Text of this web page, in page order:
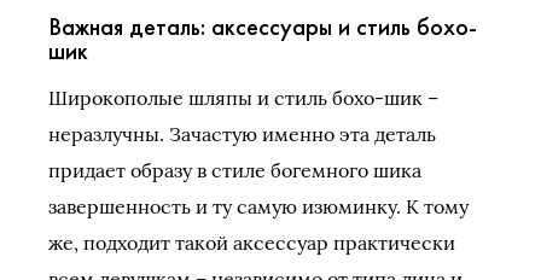
Важная деталь: аксессуары и стиль бохо-
шик
Широкополые шляпы и стиль бохо-шик –
неразлучны. Зачастую именно эта деталь
придает образу в стиле богемного шика
завершенность и ту самую изюминку. К тому
же, подходит такой аксессуар практически